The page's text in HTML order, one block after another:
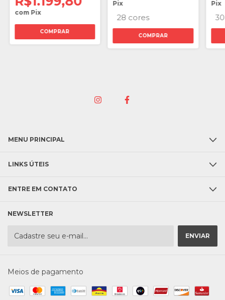
com Pix
COMPRAR
Pix
28 cores
COMPRAR
Pix
MENU PRINCIPAL
LINKS ÚTEIS
ENTRE EM CONTATO
NEWSLETTER
Meios de pagamento